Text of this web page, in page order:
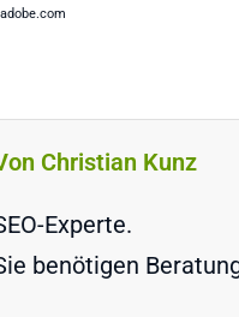
Christian Kunz
Experte.
benötigen